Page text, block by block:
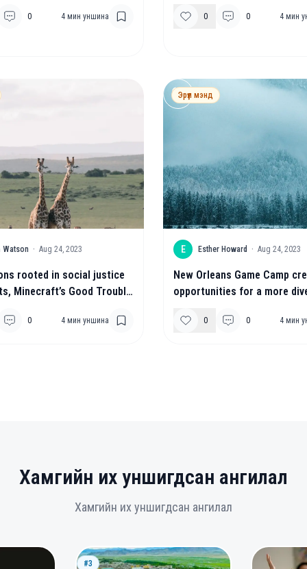
0 4 мин уншина 0 0 4 мин
Watson · Aug 24, 2023
rooted in social justice
Minecraft’s Good Trouble
0 4 мин уншина
Эрүүл мэнд
E Esther Howard · Aug 24, 2023
New Orleans Game Camp
opportunities for a more
0 0 4 мин
Хамгийн их уншигдсан ангилал
Хамгийн их уншигдсан ангилал
#3